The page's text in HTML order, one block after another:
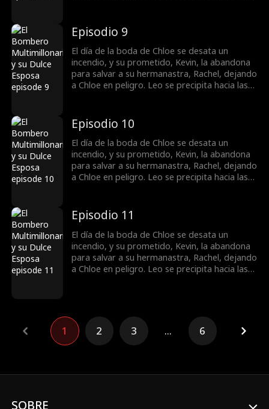
impulsiva con Leo sin ser consciente de que,
en realidad, es un CEO billonario. A medida
que pasa el tiempo, Leo empieza a
enamorarse de Chloe hasta quedar
completamente dedicado a ella.
Episodio 9
El día de la boda de Chloe se desata un
incendio, y su prometido, Kevin, la abandona
para salvar a su hermanastra, Rachel, dejando
a Chloe en peligro. Leo se precipita hacia las
impulsiva con Leo sin ser consciente de que,
en realidad, es un CEO billonario. A medida
que pasa el tiempo, Leo empieza a
enamorarse de Chloe hasta quedar
completamente dedicado a ella.
Episodio 10
El día de la boda de Chloe se desata un
incendio, y su prometido, Kevin, la abandona
para salvar a su hermanastra, Rachel, dejando
a Chloe en peligro. Leo se precipita hacia las
impulsiva con Leo sin ser consciente de que,
en realidad, es un CEO billonario. A medida
que pasa el tiempo, Leo empieza a
enamorarse de Chloe hasta quedar
completamente dedicado a ella.
Episodio 11
El día de la boda de Chloe se desata un
incendio, y su prometido, Kevin, la abandona
para salvar a su hermanastra, Rachel, dejando
a Chloe en peligro. Leo se precipita hacia las
en realidad, es un CEO billonario. A medida
que pasa el tiempo, Leo empieza a
enamorarse de Chloe hasta quedar
completamente dedicado a ella.
1 2 3 ... 6
SOBRE